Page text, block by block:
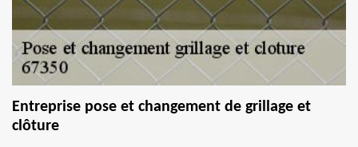
Entreprise pose et changement de grillage et
clôture